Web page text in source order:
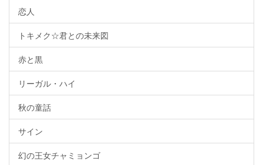
恋人
トキメク☆君との未来図
赤と黒
リーガル・ハイ
秋の童話
サイン
幻の王女チャミョンゴ